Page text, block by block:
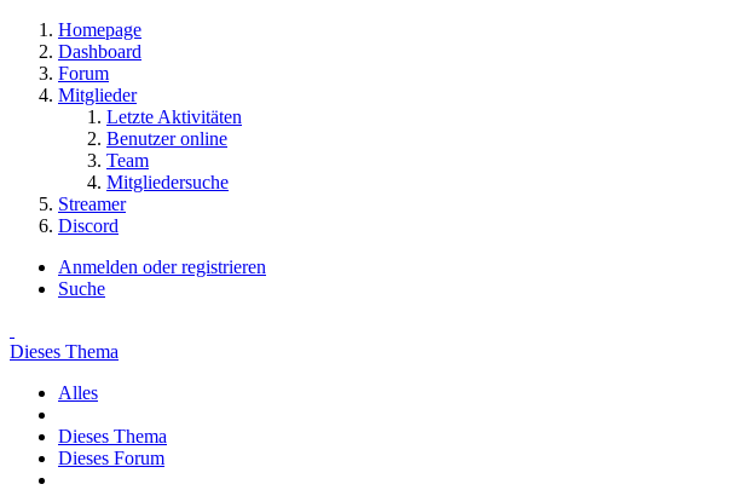
Homepage
Dashboard
Forum
Mitglieder
Letzte Aktivitäten
Benutzer online
Team
Mitgliedersuche
Streamer
Discord
Anmelden oder registrieren
Suche
Dieses Thema
Alles
Dieses Thema
Dieses Forum